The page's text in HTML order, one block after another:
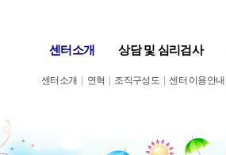
센터소개
센터소개 연혁 조직구성도 센터 이용안내
상담 및 심리검사